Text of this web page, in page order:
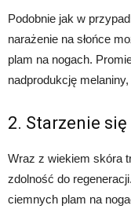
Podobnie jak w
narażenie na słońce
plam na nogach.
nadprodukcję
2. Starzenie
Wraz z wiekiem skóra
zdolność do
ciemnych plam na